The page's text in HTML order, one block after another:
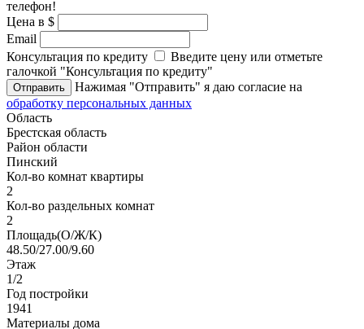
телефон!
Цена в $
Email
Консультация по кредиту
Введите цену или отметьте
галочкой "Консультация по кредиту"
Отправить
Нажимая "Отправить" я даю согласие на
обработку персональных данных
Область
Брестская область
Район области
Пинский
Кол-во комнат квартиры
2
Кол-во раздельных комнат
2
Площадь(О/Ж/К)
48.50/27.00/9.60
Этаж
1/2
Год постройки
1941
Материалы дома